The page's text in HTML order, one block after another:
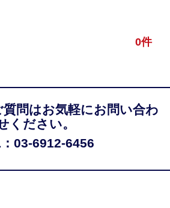
0件
問はお気軽にお問い合わ
ください。
03-6912-6456